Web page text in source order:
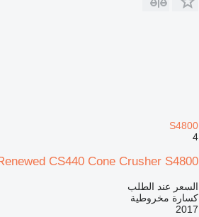
S4800
4
CS440 Cone Crusher S4800
السعر عند الطلب
كسارة مخروطية
2017